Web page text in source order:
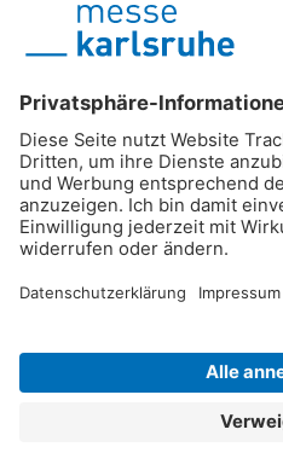
für die Online-
Kollaborationstools bieten
beispielsweise
Instant Messaging
Audio- und
Desktop-Sharing
File-Sharing
gemeinsames Arbeiten an
Team-Koordination
Projektmanagement